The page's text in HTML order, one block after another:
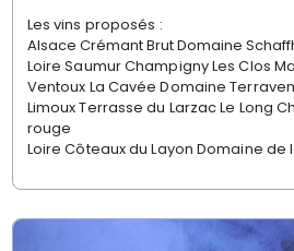
Les vins proposés :
Alsace Crémant Brut Domaine
Loire Saumur Champigny Les Clos
Ventoux La Cavée Domaine
Limoux Terrasse du Larzac Le Long
rouge
Loire Côteaux du Layon Domaine